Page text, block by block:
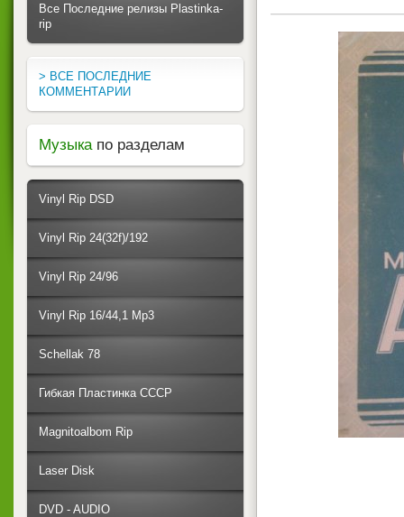
Все Последние релизы Plastinka-
rip
> ВСЕ ПОСЛЕДНИЕ
КОММЕНТАРИИ
Музыка по разделам
Vinyl Rip DSD
Vinyl Rip 24(32f)/192
Vinyl Rip 24/96
Vinyl Rip 16/44,1 Mp3
Schellak 78
Гибкая Пластинка СССР
Magnitoalbom Rip
Laser Disk
DVD - AUDIO